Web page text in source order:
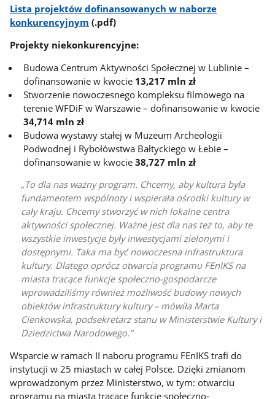
Lista projektów dofinansowanych w naborze
konkurencyjnym (.pdf)
Projekty niekonkurencyjne:
Budowa Centrum Aktywności Społecznej w Lublinie –
dofinansowanie w kwocie 13,217 mln zł
Stworzenie nowoczesnego kompleksu filmowego na
terenie WFDiF w Warszawie – dofinansowanie w kwocie
34,714 mln zł
Budowa wystawy stałej w Muzeum Archeologii
Podwodnej i Rybołówstwa Bałtyckiego w Łebie –
dofinansowanie w kwocie38,727 mln zł
To dla nas ważny program. Chcemy, aby kultura była
fundamentem wspólnoty i wspierała ośrodki kultury w
cały kraju. Chcemy stworzyć w nich lokalne centra
aktywności społecznej. Ważne jest dla nas też to, aby te
wszystkie inwestycje były inwestycjami zielonymi i
dostępnymi. Taka ma być nowoczesna infrastruktura
kultury. Dlatego oprócz otwarcia programu FEnIKS na
miasta tracące funkcje społeczno-gospodarcze
wprowadziliśmy również możliwość budowy nowych
obiektów infrastruktury kultury – mówiła Marta
Cienkowska, podsekretarz stanu w Ministerstwie Kultury i
Dziedzictwa Narodowego.
Wsparcie w ramach II naboru programu FEnIKS trafi do
instytucji w 25 miastach w całej Polsce. Dzięki zmianom
wprowadzonym przez Ministerstwo, w tym: otwarciu
programu na miasta tracące funkcje społeczno-